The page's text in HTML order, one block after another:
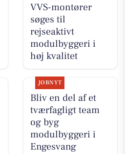
VVS-montører
søges til
rejseaktivt
modulbyggeri i
høj kvalitet
JOBNYT
Bliv en del af et
tværfagligt team
og byg
modulbyggeri i
Engesvang